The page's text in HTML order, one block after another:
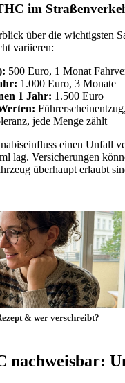
im
über die wichtigsten
variieren:
500 Euro, 1 Monat
1.000 Euro, 3 Monate
1 Jahr: 1.500 Euro
jede Menge zählt
einen Unfall
lag. Versicherungen
überhaupt erlaubt
& wer verschreibt?
nachweisbar: